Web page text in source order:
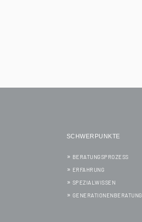
SCHWERPUNKTE
BERATUNGSPROZESS
ERFAHRUNG
SPEZIALWISSEN
GENERATIONENBERATUNG